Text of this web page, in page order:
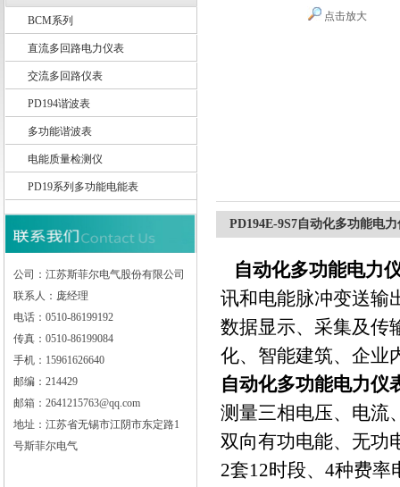
江苏斯菲尔电气股份有限公司
BCM系列
直流多回路电力仪表
交流多回路仪表
PD194谐波表
多功能谐波表
电能质量检测仪
PD19系列多功能电能表
公司：江苏斯菲尔电气股份有限公司
联系人：庞经理
电话：0510-86199192
传真：0510-86199084
手机：15961626640
邮编：214429
邮箱：2641215763@qq.com
地址：江苏省无锡市江阴市东定路1
号斯菲尔电气
点击放大
PD194E-9S7自动化多功能电
自动化多功能电力
讯和电能脉冲变送输
数据显示、采集及传
化、智能建筑、企业
自动化多功能电力仪
测量三相电压、
双向有功电
2套12时段、4